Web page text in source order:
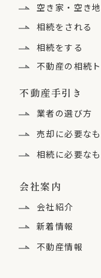
空き家・空き
相続をされる
相続をする
不動産の相続
不動産手引き
業者の選び方
売却に必要な
相続に必要な
会社案内
会社紹介
新着情報
不動産情報